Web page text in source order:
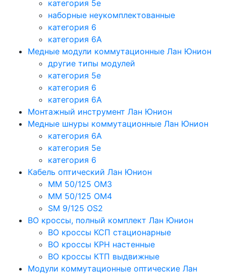
категория 5e
наборные неукомплектованные
категория 6
категория 6A
Медные модули коммутационные Лан Юнион
другие типы модулей
категория 5е
категория 6
категория 6A
Монтажный инструмент Лан Юнион
Медные шнуры коммутационные Лан Юнион
категория 6A
категория 5e
категория 6
Кабель оптический Лан Юнион
MM 50/125 OM3
MM 50/125 OM4
SM 9/125 OS2
ВО кроссы, полный комплект Лан Юнион
ВО кроссы КСП стационарные
ВО кроссы КРН настенные
ВО кроссы КТП выдвижные
Модули коммутационные оптические Лан